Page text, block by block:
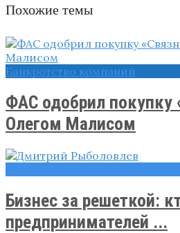
Похожие темы
Банкротство компаний
ФАС одобрил покупку
Олегом Малисом
Бизнес за решеткой:
предпринимателей ...